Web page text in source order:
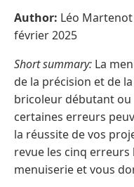
Author: Léo
février 2025
Short summary: La
de la précision et de
bricoleur débutant
certaines erreurs
la réussite de vos
revue les cinq
menuiserie et vous